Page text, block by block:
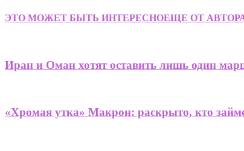
ЭТО МОЖЕТ БЫТЬ ИНТЕРЕСНОЕЩЕ ОТ
Иран и Оман хотят оставить лишь один
«Хромая утка» Макрон: раскрыто, кто